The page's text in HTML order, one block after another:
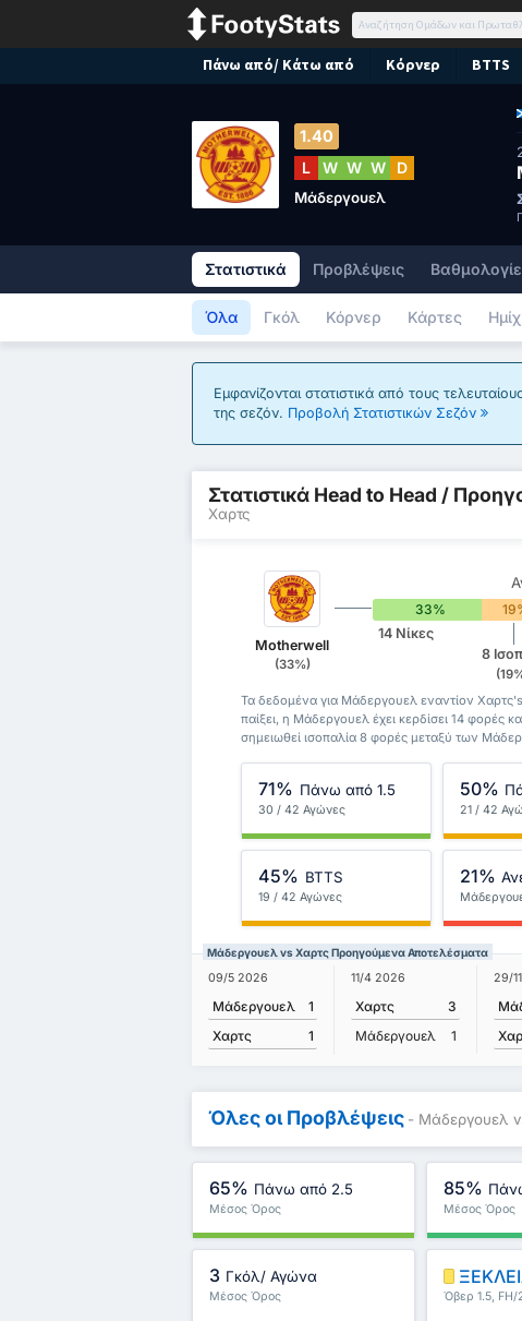
Πάνω από/ Κάτω από Κόρνερ BTTS
1.40
L
W W W D
Μάδεργουελ
Στατιστικά Προβλέψεις
Όλα Γκόλ Κόρνερ Κάρτες
Εμφανίζονται στατιστικά από τους
της σεζόν. Προβολή Στατιστικών Σεζόν
Στατιστικά Head to Head /
Χαρτς
Motherwell
(33%)
33%
14 Νίκες
8
Τα δεδομένα για Μάδεργουελ εναντίον
παίξει, η Μάδεργουελ έχει κερδίσει 14 φορές
σημειωθεί ισοπαλία 8 φορές μεταξύ των
71% Πάνω από 1.5
30 / 42 Αγώνες
50%
21 / 42
45% BTTS
19 / 42 Αγώνες
21%
Μάδεργουελ vs Χαρτς Προηγούμενα Αποτελέσματα
09/5 2026
Μάδεργουελ
1
Χαρτς
1
11/4 2026
Χαρτς
3
Μάδεργουελ
1
29/
Όλες οι Προβλέψεις - Μάδεργουελ
65% Πάνω από 2.5
Μέσος Όρος
85%
Μέσος Όρος
3 Γκόλ/ Αγώνα
Μέσος Όρος
Όβερ 1.5,